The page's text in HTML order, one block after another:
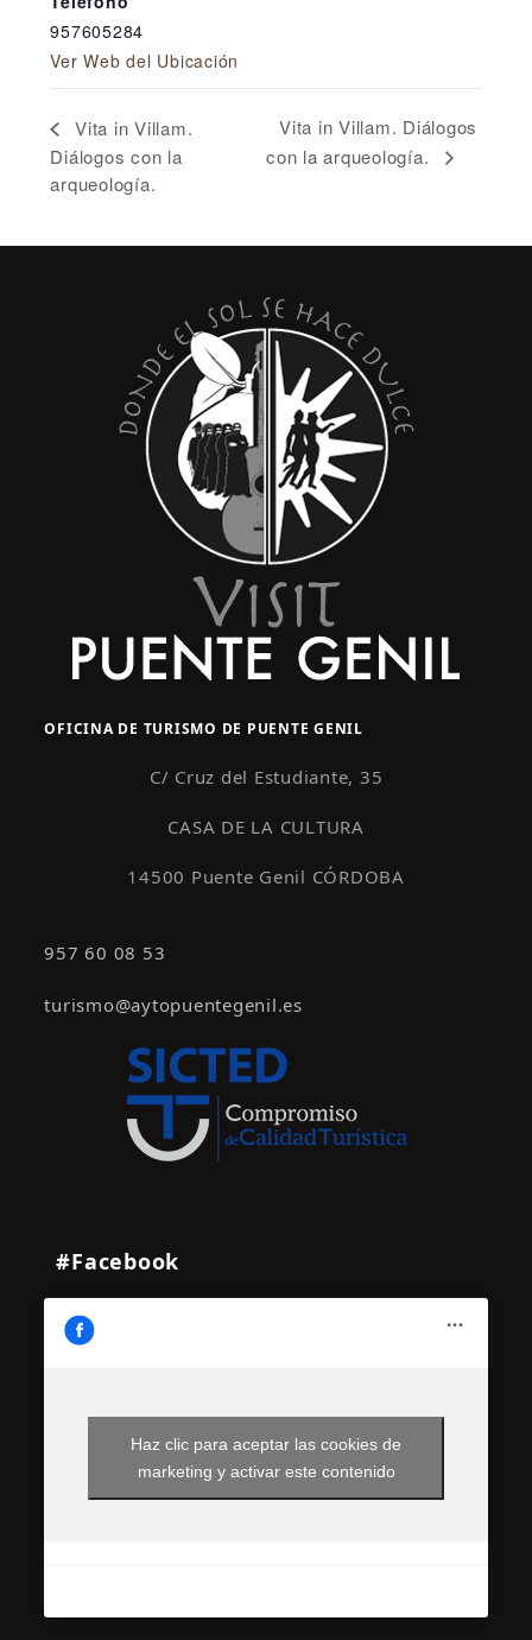
957605284
Ver Web del Ubicación
Vita in Villam.
Diálogos con la
arqueología.
Vita in Villam. Diálogos
con la arqueología.
OFICINA DE TURISMO DE PUENTE GENIL
C/ Cruz del Estudiante, 35
CASA DE LA CULTURA
14500 Puente Genil CÓRDOBA
957 60 08 53
turismo@aytopuentegenil.es
#Facebook
Haz clic para aceptar las cookies de
marketing y activar este contenido